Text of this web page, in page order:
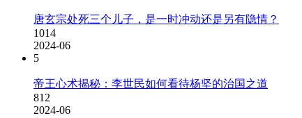
唐玄宗处死三个儿子，是一时冲动还是另有隐情？
1014
2024-06
5
帝王心术揭秘：李世民如何看待杨坚的治国之道
812
2024-06